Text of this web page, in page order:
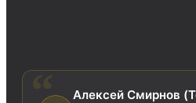
Алексей Смирнов